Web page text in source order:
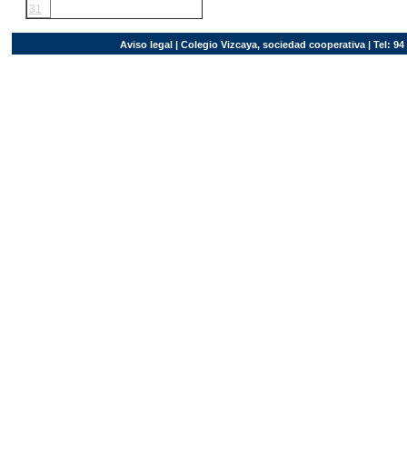
31
Aviso legal| Colegio Vizcaya, sociedad cooperativa | Tel: 94